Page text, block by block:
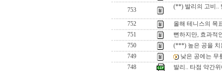
753
(**) 발리의 고비..
752
올해 테니스의 목
751
뻔하지만, 효과적
750
(***) 높은 공을 치
749
낮은 공에는 무
748
발리.. 타점 약간